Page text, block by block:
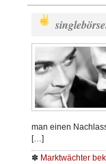
man einen
[…]
✽ Marktwächter